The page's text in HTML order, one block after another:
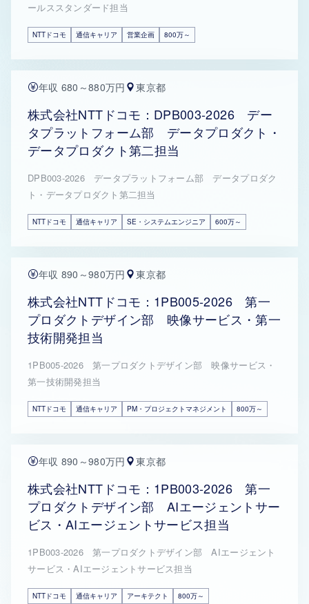
ールススタンダード担当
NTTドコモ 通信キャリア 営業企画 800万～
年収 680～880万円 東京都
株式会社NTTドコモ：DPB003-2026 デー
タプラットフォーム部 データプロダクト・
データプロダクト第二担当
DPB003-2026 データプラットフォーム部 データプロダク
ト・データプロダクト第二担当
NTTドコモ 通信キャリア SE・システムエンジニア 600万～
年収 890～980万円 東京都
株式会社NTTドコモ：1PB005-2026 第一
プロダクトデザイン部 映像サービス・第一
技術開発担当
1PB005-2026 第一プロダクトデザイン部 映像サービス・
第一技術開発担当
NTTドコモ 通信キャリア PM・プロジェクトマネジメント 800万～
年収 890～980万円 東京都
株式会社NTTドコモ：1PB003-2026 第一
プロダクトデザイン部 AIエージェントサー
ビス・AIエージェントサービス担当
1PB003-2026 第一プロダクトデザイン部 AIエージェント
サービス・AIエージェントサービス担当
NTTドコモ 通信キャリア アーキテクト 800万～